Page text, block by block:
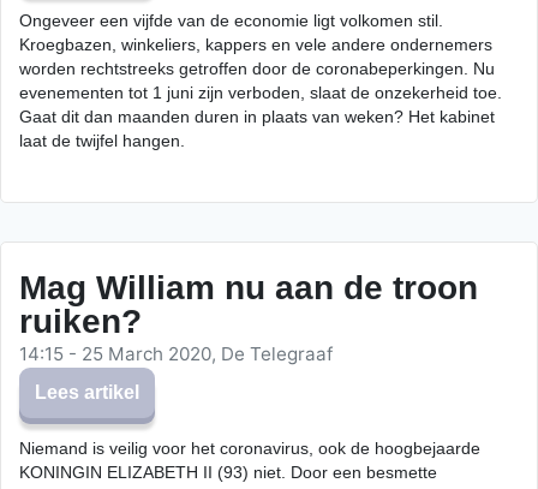
Ongeveer een vijfde van de economie ligt volkomen stil.
Kroegbazen, winkeliers, kappers en vele andere ondernemers
worden rechtstreeks getroffen door de coronabeperkingen. Nu
evenementen tot 1 juni zijn verboden, slaat de onzekerheid toe.
Gaat dit dan maanden duren in plaats van weken? Het kabinet
laat de twijfel hangen.
Mag William nu aan de troon
ruiken?
14:15 - 25 March 2020, De Telegraaf
Lees artikel
Niemand is veilig voor het coronavirus, ook de hoogbejaarde
KONINGIN ELIZABETH II (93) niet. Door een besmette